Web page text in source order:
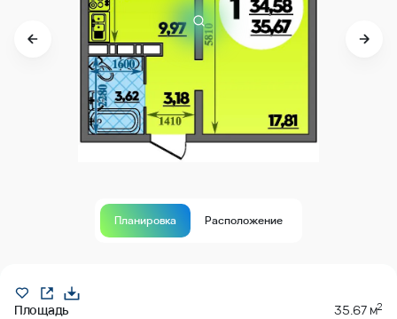
Планировка Расположение
Площадь 35.67 м2